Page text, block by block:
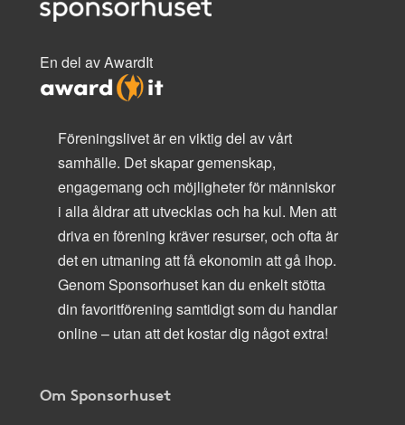
En del av AwardIt
Föreningslivet är en viktig del av vårt
samhälle. Det skapar gemenskap,
engagemang och möjligheter för människor
i alla åldrar att utvecklas och ha kul. Men att
driva en förening kräver resurser, och ofta är
det en utmaning att få ekonomin att gå ihop.
Genom Sponsorhuset kan du enkelt stötta
din favoritförening samtidigt som du handlar
online – utan att det kostar dig något extra!
Om Sponsorhuset